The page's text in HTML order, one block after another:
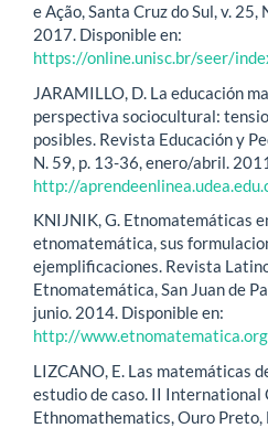
e Ação, Santa Cruz do Sul, v.
2017. Disponible en:
https://online.unisc.br/seer/
JARAMILLO, D. La educación
perspectiva sociocultural:
posibles. Revista Educación y
N. 59, p. 13-36, enero/abril.
http://
KNIJNIK, G. Etnomatemáticas
etnomatemática, sus
ejemplificaciones. Revista
Etnomatemática, San Juan de
junio. 2014. Disponible en:
http://
LIZCANO, E. Las matemáticas
estudio de caso. II International
Ethnomathematics, Ouro Preto,